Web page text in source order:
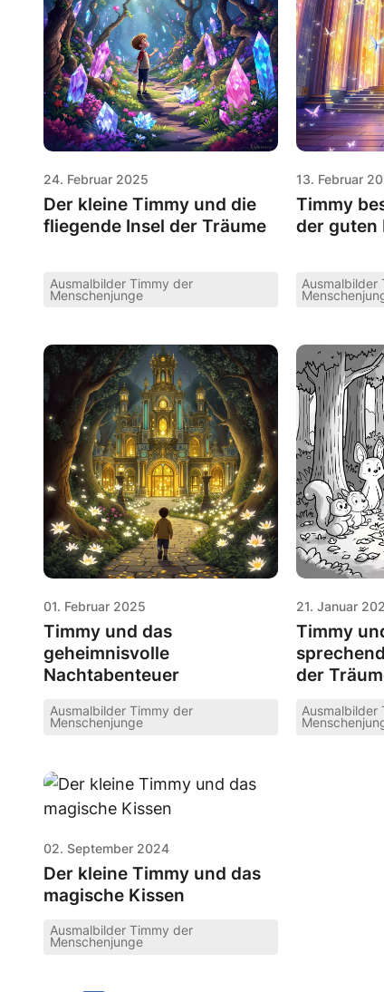
24. Februar 2025
Der kleine Timmy und die
fliegende Insel der Träume
Ausmalbilder Timmy der
Menschenjunge
13. Februar
Timmy
der guten
Ausmalbilder
01. Februar 2025
Timmy und das
geheimnisvolle
Nachtabenteuer
Ausmalbilder Timmy der
Menschenjunge
21. Januar
Timmy
der
Ausmalbilder
02. September 2024
Der kleine Timmy und das
magische Kissen
Ausmalbilder Timmy der
Menschenjunge